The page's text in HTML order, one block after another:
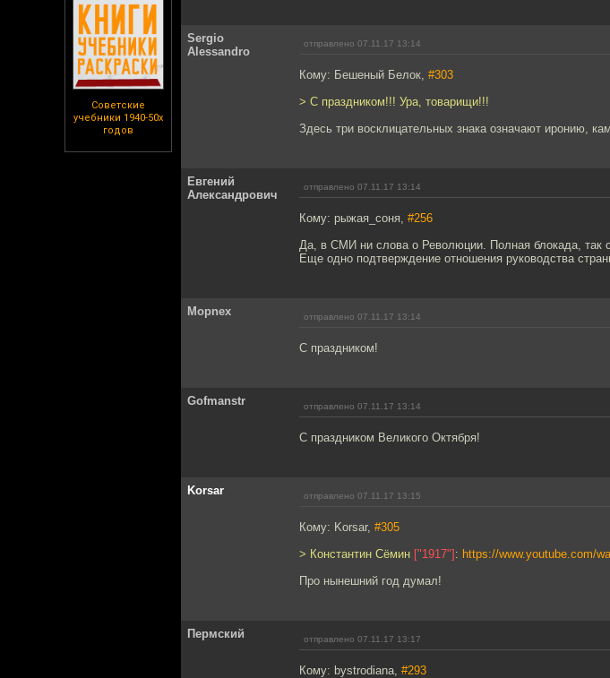
Советские
учебники 1940-50х
годов
Sergio
Alessandro
отправлено 07.11.17 13:14
Кому: Бешеный Белок, #303
> С праздником!!! Ура, товарищи!!!
Здесь три восклицательных знака означают иронию,
Евгений
Александрович
отправлено 07.11.17 13:14
Кому: рыжая_соня, #256
Да, в СМИ ни слова о Революции. Полная блокада, так
Еще одно подтверждение отношения руководства
Mоpnex отправлено 07.11.17 13:14
С праздником!
Gofmanstr отправлено 07.11.17 13:14
С праздником Великого Октября!
Korsar отправлено 07.11.17 13:15
Кому: Korsar, #305
> Константин Сёмин ["1917"] : https://www.youtube.com/
Про нынешний год думал!
Пермский отправлено 07.11.17 13:17
Кому: bystrodiana, #293